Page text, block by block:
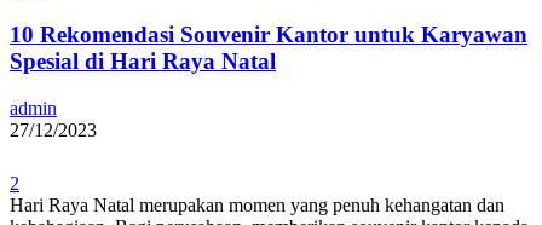
10 Rekomendasi Souvenir Kantor untuk Karyawan
Spesial di Hari Raya Natal
admin
27/12/2023
2
Hari Raya Natal merupakan momen yang penuh kehangatan dan